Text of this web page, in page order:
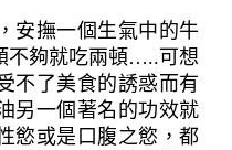
安撫一個生氣中的牛
不夠就吃兩頓…..可想
不了美食的誘惑而有
另一個著名的功效就
慾或是口腹之慾，都